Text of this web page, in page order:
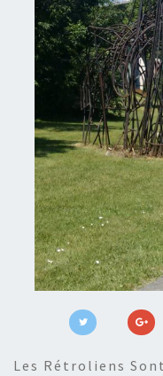
Les Rétroliens